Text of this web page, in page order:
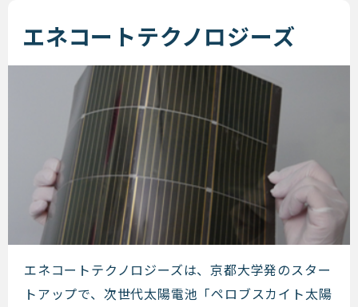
エネコートテクノロジーズ
エネコートテクノロジーズ
エネコートテクノロジーズは、京都大学発のスター
トアップで、次世代太陽電池「ペロブスカイト太陽